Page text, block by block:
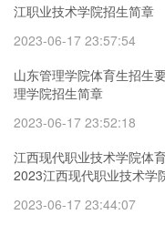
江职业技术学院招生简章
2023-06-17 23:57:54
山东管理学院体育生招生
理学院招生简章
2023-06-17 23:52:18
江西现代职业技术学院体
2023江西现代职业技术学
2023-06-17 23:44:07